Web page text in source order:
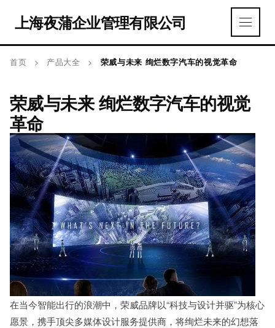
上海夜蒲企业管理有限公司
首页 > 产品大全 > 荣威与未来 绚烂数字汽车的视觉革命
荣威与未来 绚烂数字汽车的视觉
革命
在当今智能出行的浪潮中，荣威品牌以“科技与设计并驱”为核心
愿景，携手顶尖多媒体设计服务提供商，将绚烂未来的幻想落